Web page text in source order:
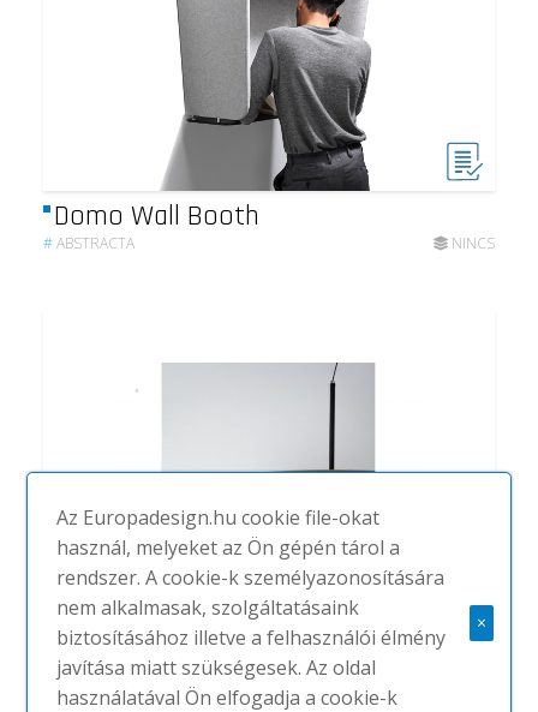
Domo Wall Booth
#ABSTRACTA NINCS
Lily
#ABSTRACTA
Az Europadesign.hu cookie file-okat
használ, melyeket az Ön gépén tárol a
rendszer. A cookie-k személyazonosítására
nem alkalmasak, szolgáltatásaink
biztosításához illetve a felhasználói élmény
javítása miatt szükségesek. Az oldal
használatával Ön elfogadja a cookie-k
×